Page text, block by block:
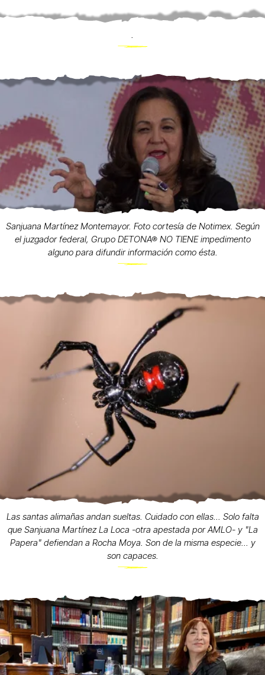
.
Sanjuana Martínez Montemayor. Foto cortesía de Notimex. Según
el juzgador federal, Grupo DETONA® NO TIENE impedimento
alguno para difundir información como ésta.
Las santas alimañas andan sueltas. Cuidado con ellas... Solo falta
que Sanjuana Martínez La Loca -otra apestada por AMLO- y "La
Papera" defiendan a Rocha Moya. Son de la misma especie... y
son capaces.